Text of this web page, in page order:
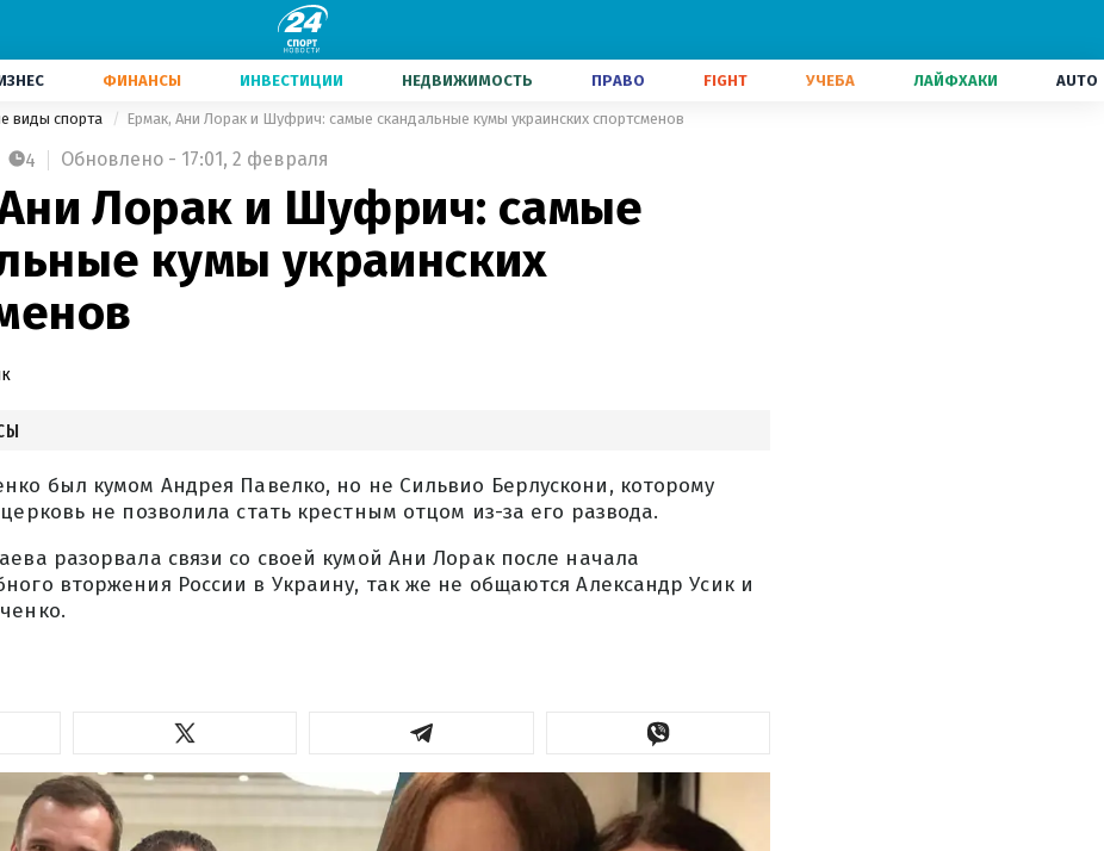
ФИНАНСЫ ИНВЕСТИЦИИ НЕДВИЖИМОСТЬ ПРАВО FIGHT УЧЕБА ЛАЙФХАКИ AUTO
виды спорта Ермак, Ани Лорак и Шуфрич: самые скандальные кумы украинских спортсменов
4 Обновлено - 17:01, 2 февраля
Лорак и Шуфрич: самые
кумы украинских
был кумом Андрея Павелко, но не Сильвио Берлускони, которому
не позволила стать крестным отцом из-за его развода.
разорвала связи со своей кумой Ани Лорак после начала
вторжения России в Украину, так же не общаются Александр Усик и